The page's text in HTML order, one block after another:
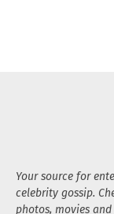
Your source for
celebrity gossip.
photos, movies and